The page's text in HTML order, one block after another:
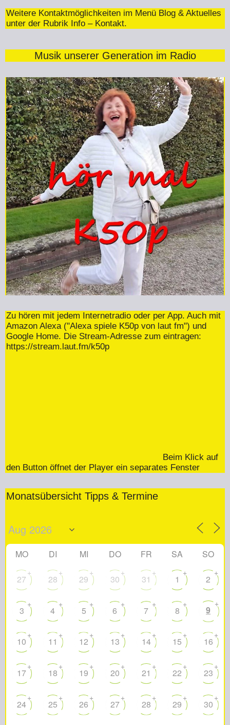
Weitere Kontaktmöglichkeiten im Menü Blog & Aktuelles
unter der Rubrik Info – Kontakt.
Musik unserer Generation im Radio
Zu hören mit jedem Internetradio oder per App. Auch mit
Amazon Alexa ("Alexa spiele K50p von laut fm") und
Google Home. Die Stream-Adresse zum eintragen:
https://stream.laut.fm/k50p
Beim Klick auf
den Button öffnet der Player ein separates Fenster
Monatsübersicht Tipps & Termine
MO DI MI DO FR SA SO
27
+
28
+
29
+
30
+
31
+
1
+
2
+
3
+
4
+
5
+
6
+
7
+
8
+
9
+
10
+
11
+
12
+
13
+
14
+
15
+
16
+
17
+
18
+
19
+
20
+
21
+
22
+
23
+
24
+
25
+
26
+
27
+
28
+
29
+
30
+